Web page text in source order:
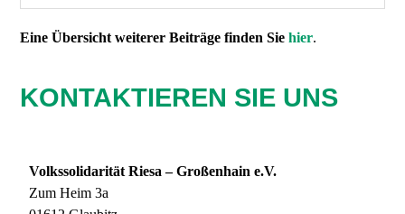
Eine Übersicht weiterer Beiträge finden Sie hier.
KONTAKTIEREN SIE UNS
Volkssolidarität Riesa – Großenhain e.V.
Zum Heim 3a